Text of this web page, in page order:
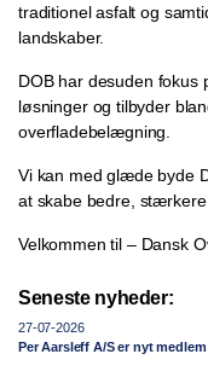
traditionel asfalt og
landskaber.
DOB har desuden fokus
løsninger og tilbyder
overfladebelægning.
Vi kan med glæde byde
at skabe bedre,
Velkommen til – Dansk
Seneste nyheder:
27-07-2026
Per Aarsleff A/S er nyt medlem